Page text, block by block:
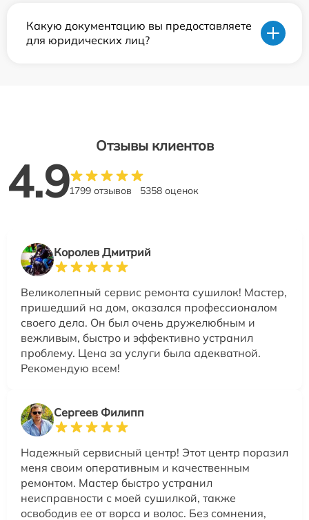
Какую документацию вы предоставляете
для юридических лиц?
Отзывы клиентов
4.91799 отзывов 5358 оценок
Королев Дмитрий
Великолепный сервис ремонта сушилок! Мастер,
пришедший на дом, оказался профессионалом
своего дела. Он был очень дружелюбным и
вежливым, быстро и эффективно устранил
проблему. Цена за услуги была адекватной.
Рекомендую всем!
Сергеев Филипп
Надежный сервисный центр! Этот центр поразил
меня своим оперативным и качественным
ремонтом. Мастер быстро устранил
неисправности с моей сушилкой, также
освободив ее от ворса и волос. Без сомнения,